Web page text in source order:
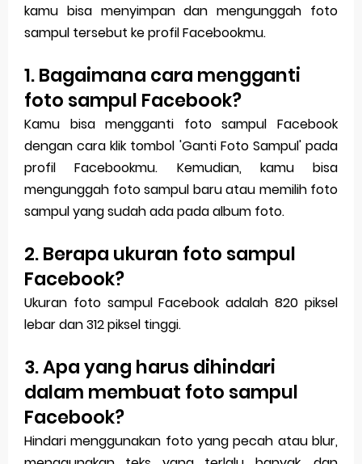
kamu bisa menyimpan dan mengunggah foto
sampul tersebut ke profil Facebookmu.
1. Bagaimana cara mengganti
foto sampul Facebook?
Kamu bisa mengganti foto sampul Facebook
dengan cara klik tombol 'Ganti Foto Sampul' pada
profil Facebookmu. Kemudian, kamu bisa
mengunggah foto sampul baru atau memilih foto
sampul yang sudah ada pada album foto.
2. Berapa ukuran foto sampul
Facebook?
Ukuran foto sampul Facebook adalah 820 piksel
lebar dan 312 piksel tinggi.
3. Apa yang harus dihindari
dalam membuat foto sampul
Facebook?
Hindari menggunakan foto yang pecah atau blur,